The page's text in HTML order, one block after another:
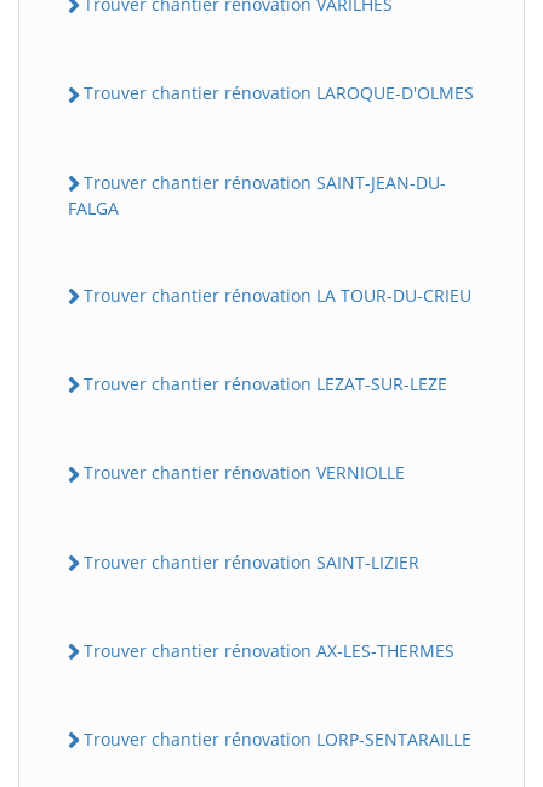
Trouver chantier rénovation LAROQUE-D'OLMES
Trouver chantier rénovation SAINT-JEAN-DU-
FALGA
Trouver chantier rénovation LA TOUR-DU-CRIEU
Trouver chantier rénovation LEZAT-SUR-LEZE
Trouver chantier rénovation VERNIOLLE
Trouver chantier rénovation SAINT-LIZIER
Trouver chantier rénovation AX-LES-THERMES
Trouver chantier rénovation LORP-SENTARAILLE